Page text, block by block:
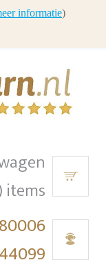
items
informatie)